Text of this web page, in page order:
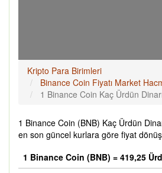
Kripto Para Birimleri
Binance Coin Fiyatı Market
1 Binance Coin Kaç Ürdün
1 Binance Coin (BNB) Kaç Ürdün
en son güncel kurlara göre fiyat
1 Binance Coin (BNB) = 419,25